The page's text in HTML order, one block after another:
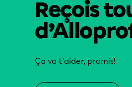
Reçois
Ça va t’aider, promis!